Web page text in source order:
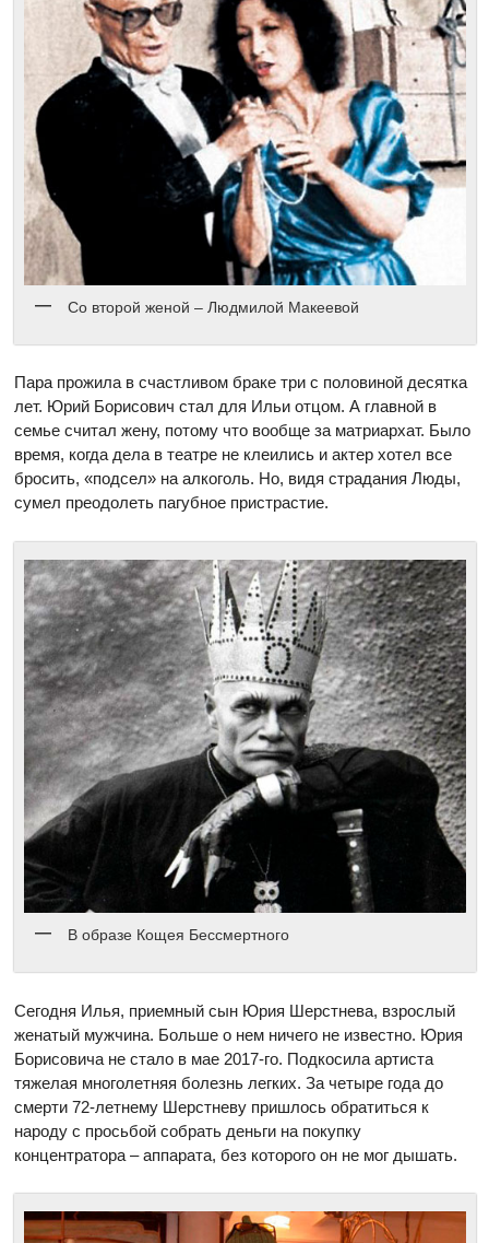
Со второй женой – Людмилой Макеевой
Пара прожила в счастливом браке три с половиной десятка
лет. Юрий Борисович стал для Ильи отцом. А главной в
семье считал жену, потому что вообще за матриархат. Было
время, когда дела в театре не клеились и актер хотел все
бросить, «подсел» на алкоголь. Но, видя страдания Люды,
сумел преодолеть пагубное пристрастие.
В образе Кощея Бессмертного
Сегодня Илья, приемный сын Юрия Шерстнева, взрослый
женатый мужчина. Больше о нем ничего не известно. Юрия
Борисовича не стало в мае 2017-го. Подкосила артиста
тяжелая многолетняя болезнь легких. За четыре года до
смерти 72-летнему Шерстневу пришлось обратиться к
народу с просьбой собрать деньги на покупку
концентратора – аппарата, без которого он не мог дышать.